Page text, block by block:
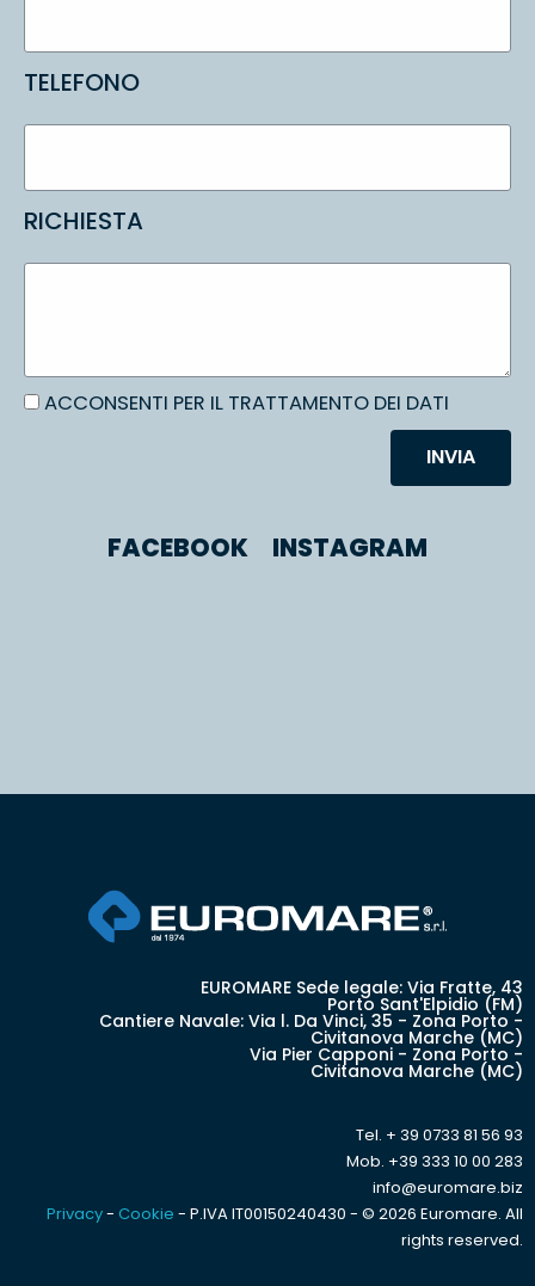
TELEFONO
RICHIESTA
ACCONSENTI PER IL TRATTAMENTO DEI DATI
INVIA
FACEBOOK INSTAGRAM
EUROMARE Sede legale: Via Fratte, 43
Porto Sant'Elpidio (FM)
Cantiere Navale: Via l. Da Vinci, 35 - Zona Porto -
Civitanova Marche (MC)
Via Pier Capponi - Zona Porto -
Civitanova Marche (MC)
Tel. + 39 0733 81 56 93
Mob. +39 333 10 00 283
info@euromare.biz
Privacy- Cookie - P.IVA IT00150240430 - © 2026 Euromare. All
rights reserved.